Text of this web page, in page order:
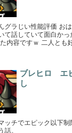
価 おはようございますぴよち
て話していて面白か
ブレヒロ エ
し
ッチでエピック以下
話。